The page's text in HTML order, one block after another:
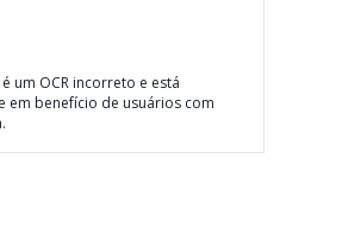
um OCR incorreto e está
em benefício de usuários com